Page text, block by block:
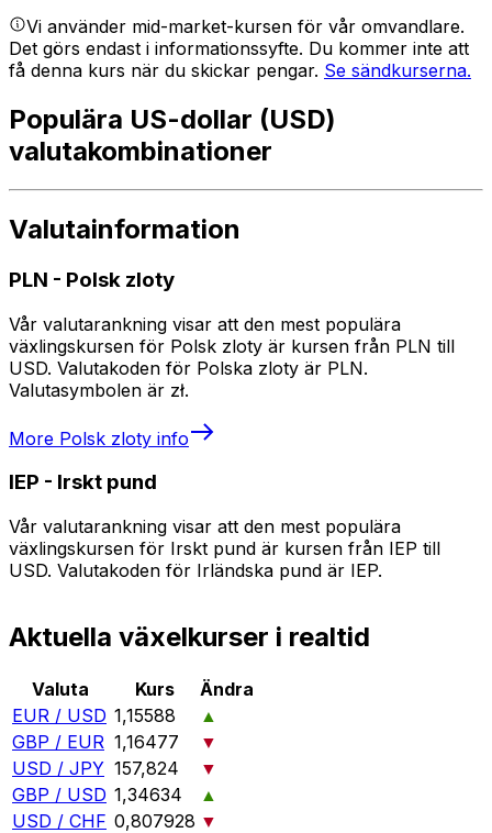
Vi använder mid-market-kursen för vår omvandlare.
Det görs endast i informationssyfte. Du kommer inte att
få denna kurs när du skickar pengar. Se sändkurserna.
Populära US-dollar (USD)
valutakombinationer
Valutainformation
PLN - Polsk zloty
Vår valutarankning visar att den mest populära
växlingskursen för Polsk zloty är kursen från PLN till
USD. Valutakoden för Polska zloty är PLN.
Valutasymbolen är zł.
More Polsk zloty info
IEP - Irskt pund
Vår valutarankning visar att den mest populära
växlingskursen för Irskt pund är kursen från IEP till
USD. Valutakoden för Irländska pund är IEP.
Aktuella växelkurser i realtid
Valuta Kurs
Ändra
EUR / USD 1,15588
▲
GBP / EUR 1,16477
▼
USD / JPY 157,824
▼
GBP / USD 1,34634
▲
USD / CHF 0,807928 ▼